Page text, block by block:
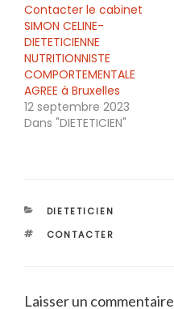
Contacter le cabinet
SIMON CELINE-
DIETETICIENNE
NUTRITIONNISTE
COMPORTEMENTALE
AGREE à Bruxelles
12 septembre 2023
Dans "DIETETICIEN"
CATÉGORIES
DIETETICIEN
ÉTIQUETTES
CONTACTER
Laisser un commentaire